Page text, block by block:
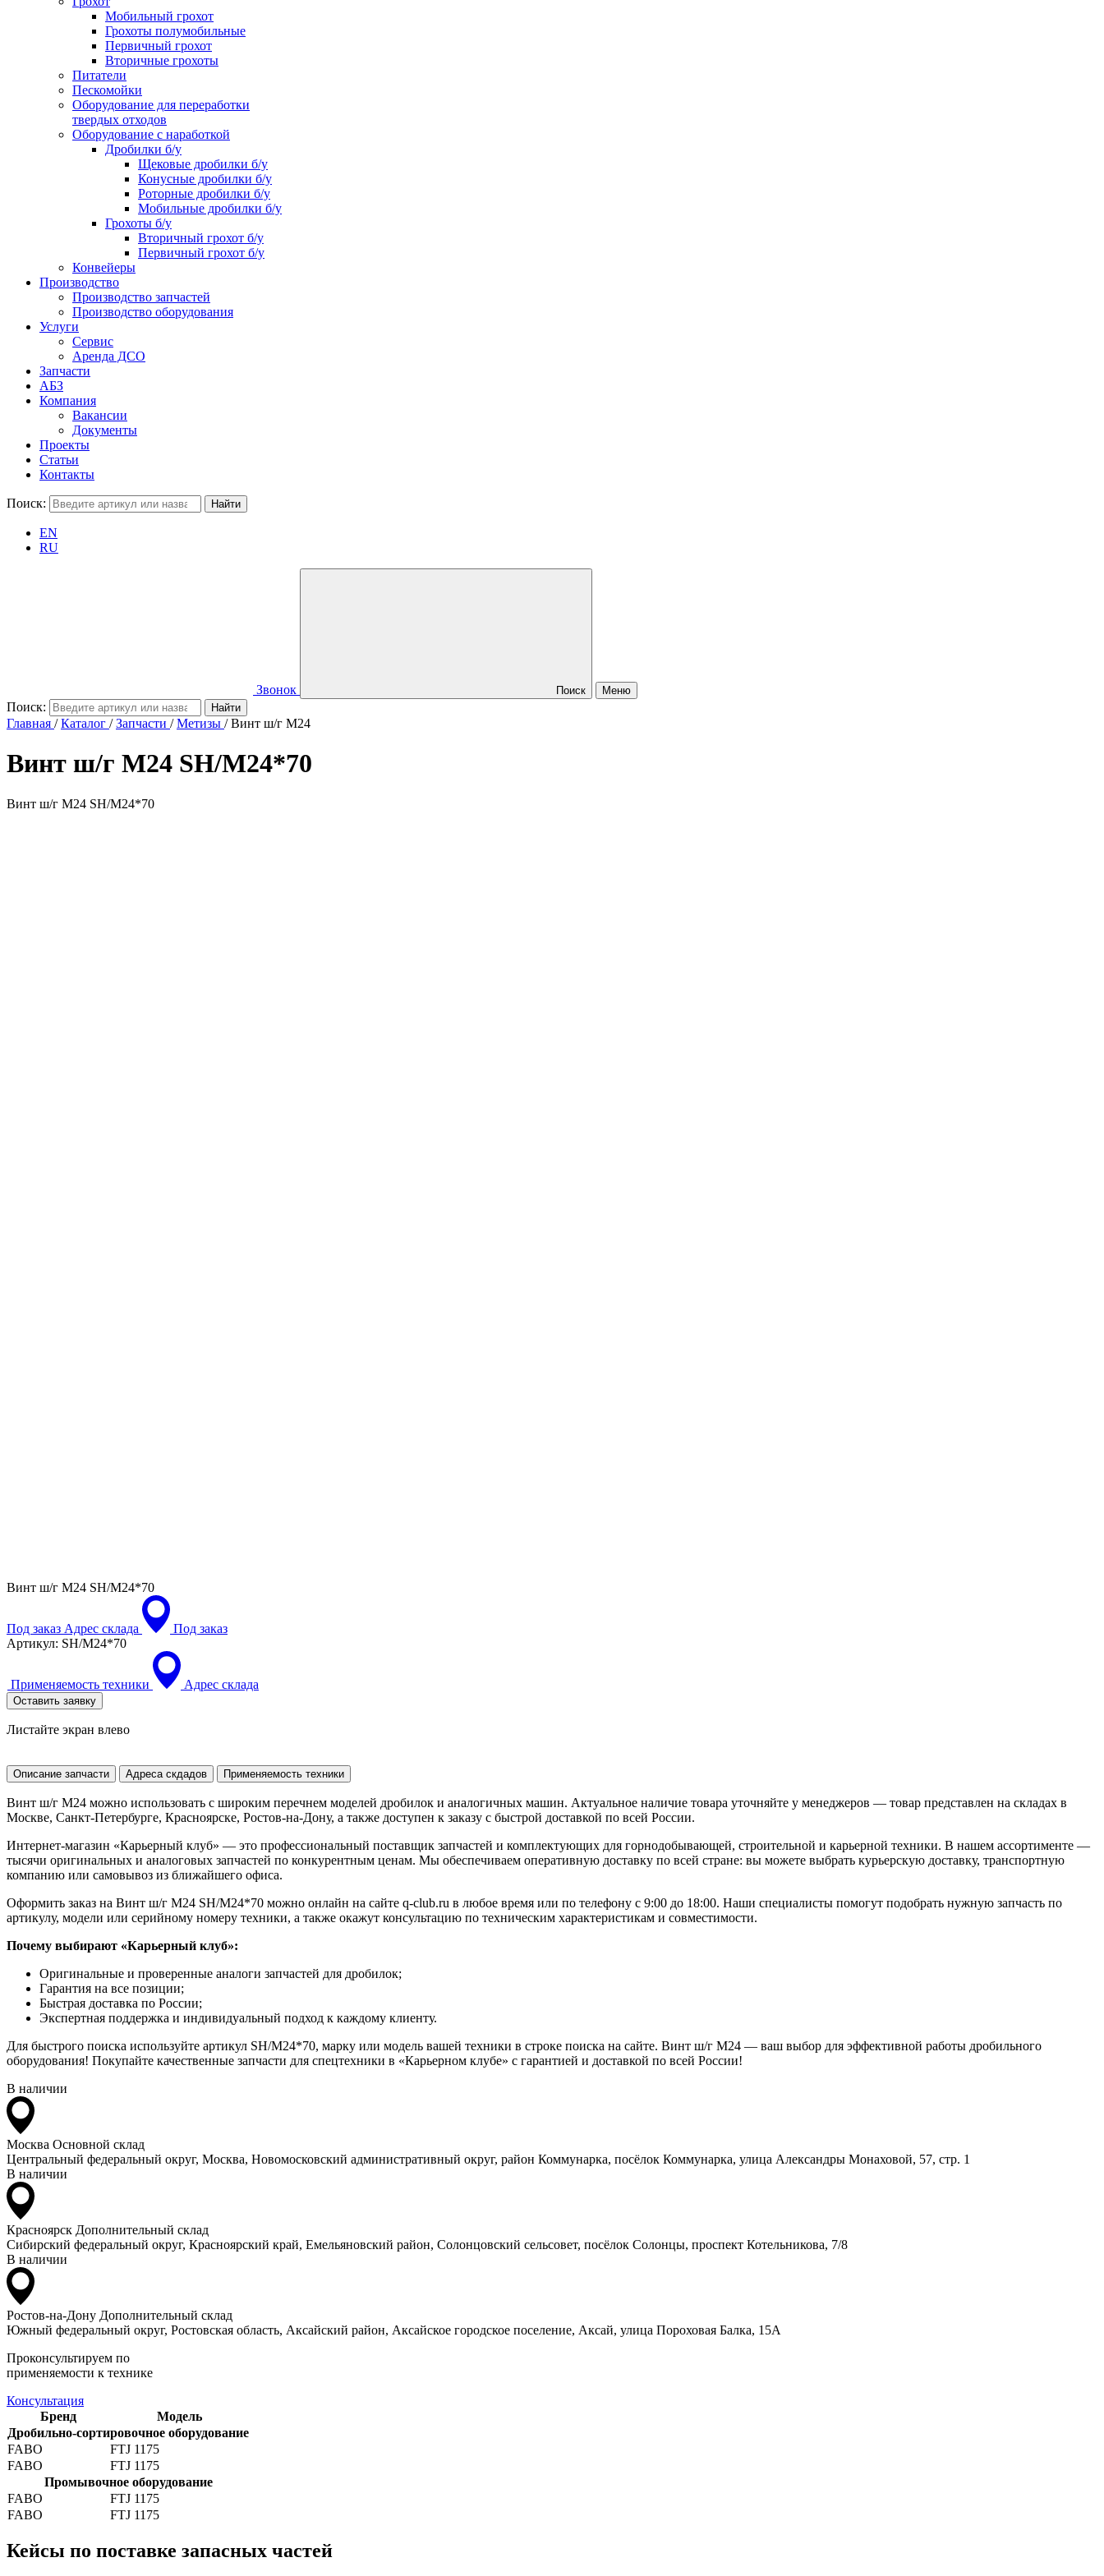
Мобильный грохот
Грохоты полумобильные
Первичный грохот
Вторичные грохоты
Питатели
Пескомойки
Оборудование для переработки
твердых отходов
Оборудование с наработкой
Дробилки б/у
Щековые дробилки б/у
Конусные дробилки б/у
Роторные дробилки б/у
Мобильные дробилки б/у
Грохоты б/у
Вторичный грохот б/у
Первичный грохот б/у
Конвейеры
Производство
Производство запчастей
Производство оборудования
Услуги
Сервис
Аренда ДСО
Запчасти
АБЗ
Компания
Вакансии
Документы
Проекты
Статьи
Контакты
Поиск:
EN
RU
Звонок Поиск Меню
Поиск:
Главная /Каталог /Запчасти /Метизы /Винт ш/г M24
Винт ш/г M24 SH/M24*70
Винт ш/г M24 SH/M24*70
Винт ш/г M24 SH/M24*70
Под заказ Адрес склада
Под заказ
Артикул: SH/M24*70
Применяемость техники Адрес склада
Оставить заявку
Листайте экран влево
Описание запчасти Адреса скдадов Применяемость техники
Винт ш/г M24 можно использовать с широким перечнем моделей дробилок и аналогичных машин. Актуальное наличие товара уточняйте у менеджеров — товар представлен на складах в
Москве, Санкт-Петербурге, Красноярске, Ростов-на-Дону, а также доступен к заказу с быстрой доставкой по всей России.
Интернет-магазин «Карьерный клуб» — это профессиональный поставщик запчастей и комплектующих для горнодобывающей, строительной и карьерной техники. В нашем ассортименте —
тысячи оригинальных и аналоговых запчастей по конкурентным ценам. Мы обеспечиваем оперативную доставку по всей стране: вы можете выбрать курьерскую доставку, транспортную
компанию или самовывоз из ближайшего офиса.
Оформить заказ на Винт ш/г M24 SH/M24*70 можно онлайн на сайте q-club.ru в любое время или по телефону с 9:00 до 18:00. Наши специалисты помогут подобрать нужную запчасть по
артикулу, модели или серийному номеру техники, а также окажут консультацию по техническим характеристикам и совместимости.
Почему выбирают «Карьерный клуб»:
Оригинальные и проверенные аналоги запчастей для дробилок;
Гарантия на все позиции;
Быстрая доставка по России;
Экспертная поддержка и индивидуальный подход к каждому клиенту.
Для быстрого поиска используйте артикул SH/M24*70, марку или модель вашей техники в строке поиска на сайте. Винт ш/г M24 — ваш выбор для эффективной работы дробильного
оборудования! Покупайте качественные запчасти для спецтехники в «Карьерном клубе» с гарантией и доставкой по всей России!
В наличии
Москва Основной склад
Центральный федеральный округ, Москва, Новомосковский административный округ, район Коммунарка, посёлок Коммунарка, улица Александры Монаховой, 57, стр. 1
В наличии
Красноярск Дополнительный склад
Сибирский федеральный округ, Красноярский край, Емельяновский район, Солонцовский сельсовет, посёлок Солонцы, проспект Котельникова, 7/8
В наличии
Ростов-на-Дону Дополнительный склад
Южный федеральный округ, Ростовская область, Аксайский район, Аксайское городское поселение, Аксай, улица Пороховая Балка, 15А
Проконсультируем по
применяемости к технике
Консультация
Бренд
Модель
Дробильно-сортировочное оборудование
FABO
FTJ 1175
FABO
FTJ 1175
Промывочное оборудование
FABO
FTJ 1175
FABO
FTJ 1175
Кейсы по поставке запасных частей